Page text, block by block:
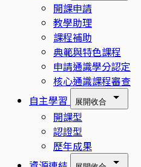
開課申請
教學助理
課程補助
典範與特色課程
申請通識學分認定
核心通識課程審查
自主學習
展開收合
開課型
認證型
歷年成果